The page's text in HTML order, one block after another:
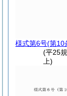
様式第6号(第10
(平25
上)